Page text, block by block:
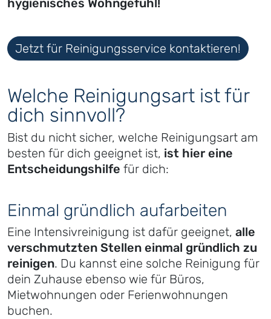
hygienisches Wohngefühl!
Jetzt für Reinigungsservice kontaktieren!
Welche Reinigungsart ist für
dich sinnvoll?
Bist du nicht sicher, welche Reinigungsart am
besten für dich geeignet ist, ist hier eine
Entscheidungshilfe für dich:
Einmal gründlich aufarbeiten
Eine Intensivreinigung ist dafür geeignet, alle
verschmutzten Stellen einmal gründlich zu
reinigen. Du kannst eine solche Reinigung für
dein Zuhause ebenso wie für Büros,
Mietwohnungen oder Ferienwohnungen
buchen.